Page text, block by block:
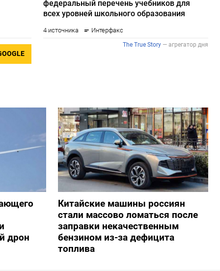
дрон
Китайские машины россиян
стали массово ломаться после
заправки некачественным
бензином из-за дефицита
топлива